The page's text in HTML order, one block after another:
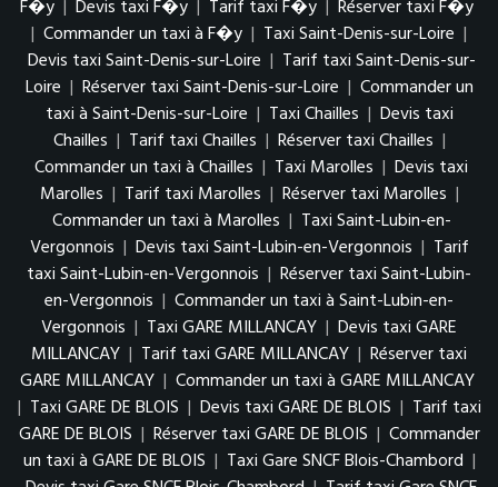
F�y | Devis taxi F�y | Tarif taxi F�y | Réserver taxi F�y
| Commander un taxi à F�y | Taxi Saint-Denis-sur-Loire |
Devis taxi Saint-Denis-sur-Loire | Tarif taxi Saint-Denis-sur-
Loire | Réserver taxi Saint-Denis-sur-Loire | Commander un
taxi à Saint-Denis-sur-Loire | Taxi Chailles | Devis taxi
Chailles | Tarif taxi Chailles | Réserver taxi Chailles |
Commander un taxi à Chailles | Taxi Marolles | Devis taxi
Marolles | Tarif taxi Marolles | Réserver taxi Marolles |
Commander un taxi à Marolles | Taxi Saint-Lubin-en-
Vergonnois | Devis taxi Saint-Lubin-en-Vergonnois | Tarif
taxi Saint-Lubin-en-Vergonnois | Réserver taxi Saint-Lubin-
en-Vergonnois | Commander un taxi à Saint-Lubin-en-
Vergonnois | Taxi GARE MILLANCAY | Devis taxi GARE
MILLANCAY | Tarif taxi GARE MILLANCAY | Réserver taxi
GARE MILLANCAY | Commander un taxi à GARE MILLANCAY
| Taxi GARE DE BLOIS | Devis taxi GARE DE BLOIS | Tarif taxi
GARE DE BLOIS | Réserver taxi GARE DE BLOIS | Commander
un taxi à GARE DE BLOIS | Taxi Gare SNCF Blois-Chambord |